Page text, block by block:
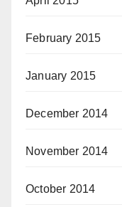
February 2015
January 2015
December 2014
November 2014
October 2014